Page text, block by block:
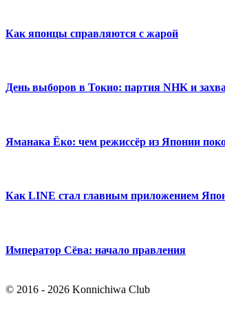
Как японцы справляются с жарой
День выборов в Токио: партия NHK и
Яманака Ёко: чем режиссёр из Японии
Как LINE стал главным приложением
Император Сёва: начало правления
© 2016 - 2026 Konnichiwa Club